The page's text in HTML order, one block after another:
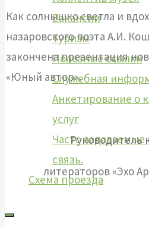
Вакансии
Туризм
Полезные ссылки
Служебная
Анкетирование о
услуг
Часто
связь.
Схема проезда
Как солнышко светла и
назаровского поэта А.И.
закончена презентация
«Юный автор».
Руководитель
литераторов «Эхо